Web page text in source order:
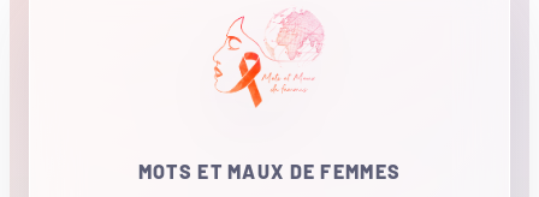
MOTS ET MAUX DE FEMMES